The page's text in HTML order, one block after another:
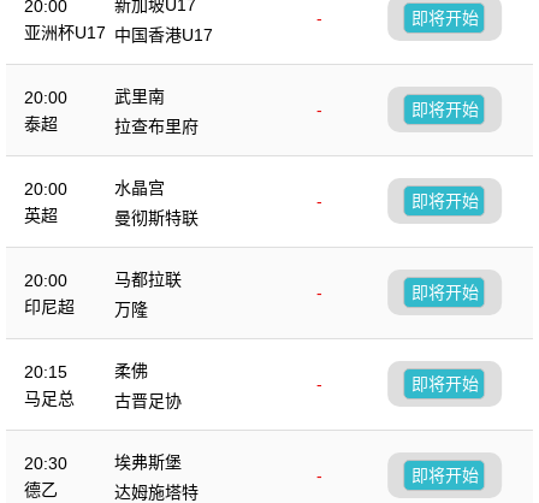
20:00
亚洲杯U17
新加坡U17
-
中国香港U17
即将开始
20:00
泰超
武里南
-
拉查布里府
即将开始
20:00
英超
水晶宫
-
曼彻斯特联
即将开始
20:00
印尼超
马都拉联
-
万隆
即将开始
20:15
马足总
柔佛
-
古晋足协
即将开始
20:30
德乙
埃弗斯堡
-
达姆施塔特
即将开始